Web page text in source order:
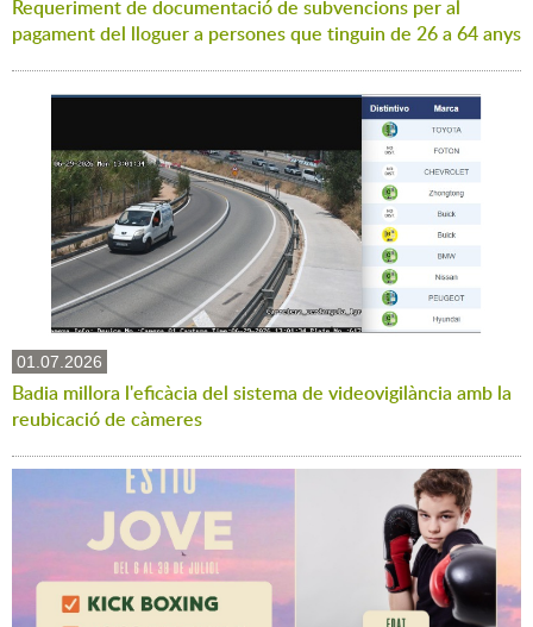
Requeriment de documentació de subvencions per al
pagament del lloguer a persones que tinguin de 26 a 64 anys
01.07.2026
Badia millora l'eficàcia del sistema de videovigilància amb la
reubicació de càmeres